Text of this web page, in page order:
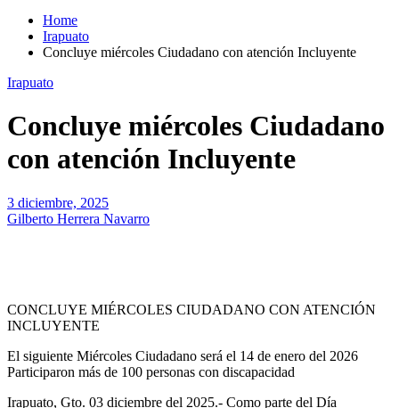
Home
Irapuato
Concluye miércoles Ciudadano con atención Incluyente
Irapuato
Concluye miércoles Ciudadano
con atención Incluyente
3 diciembre, 2025
Gilberto Herrera Navarro
CONCLUYE MIÉRCOLES CIUDADANO CON ATENCIÓN
INCLUYENTE
El siguiente Miércoles Ciudadano será el 14 de enero del 2026
Participaron más de 100 personas con discapacidad
Irapuato, Gto. 03 diciembre del 2025.- Como parte del Día